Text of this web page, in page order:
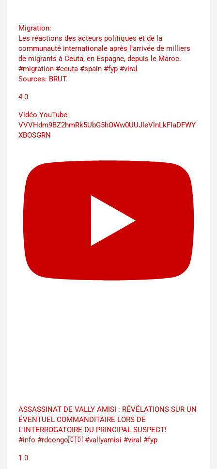
Migration:
Les réactions des acteurs politiques et de la
communauté internationale après l'arrivée de milliers
de migrants à Ceuta, en Espagne, depuis le Maroc.
#migration #ceuta #spain #fyp #viral
Sources: BRUT.
4 0
Vidéo YouTube
VVVHdm9BZ2hmRk5UbG5hOWw0UUJleVlnLkFIaDFWY
XBOSGRN
ASSASSINAT DE VALLY AMISI : RÉVÉLATIONS SUR UN
ÉVENTUEL COMMANDITAIRE LORS DE
L'INTERROGATOIRE DU PRINCIPAL SUSPECT!
#info #rdcongo🇨🇩 #vallyamisi #viral #fyp
1 0